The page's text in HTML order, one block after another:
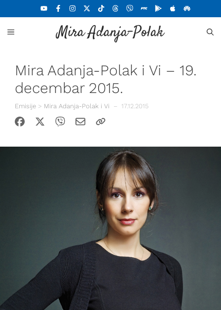
na
sadržaj
Mira Adanja-Polak
MENU
Mira Adanja-Polak i Vi – 19.
decembar 2015.
Emisije > Mira Adanja-Polak i Vi – 17.12.2015